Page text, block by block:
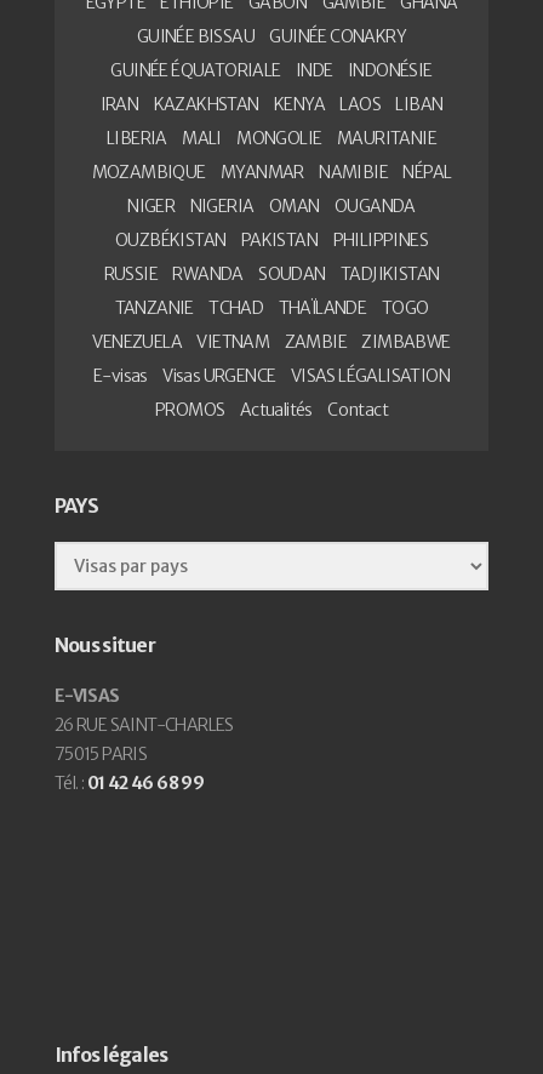
GUINÉE BISSAU
GUINÉE CONAKRY
GUINÉE ÉQUATORIALE
INDE
INDONÉSIE
IRAN
KAZAKHSTAN KENYA LAOS
LIBAN
LIBERIA
MALI MONGOLIE
MAURITANIE
MOZAMBIQUE
MYANMAR NAMIBIE
NÉPAL
NIGER
NIGERIA OMAN
OUGANDA
OUZBÉKISTAN
PAKISTAN
PHILIPPINES
RUSSIE
RWANDA SOUDAN
TADJIKISTAN
TANZANIE
TCHAD THAÏLANDE
TOGO
VENEZUELA
VIETNAM ZAMBIE
ZIMBABWE
E-visas
Visas URGENCE
VISAS LÉGALISATION
PROMOS
Actualités Contact
PAYS
Nous situer
E-VISAS
26 RUE SAINT-CHARLES
75015 PARIS
Tél. : 01 42 46 68 99
Infos légales